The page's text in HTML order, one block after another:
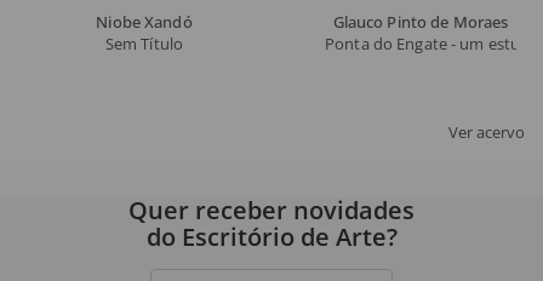
Niobe Xandó
Sem Título
Glauco Pinto de Moraes
Ponta do Engate - um
Ver acervo
Quer receber novidades
do Escritório de Arte?